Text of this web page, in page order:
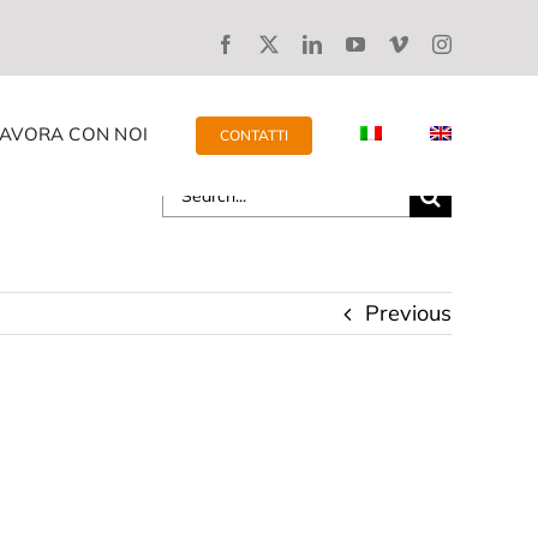
CON NOI CONTATTI
Search
for:
Previous